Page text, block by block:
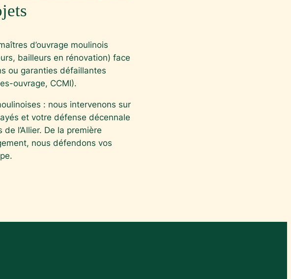
d’ouvrage moulinois
bailleurs en rénovation) face
ou garanties défaillantes
ouvrage, CCMI).
: nous intervenons sur
et votre défense décennale
l’Allier. De la première
nous défendons vos